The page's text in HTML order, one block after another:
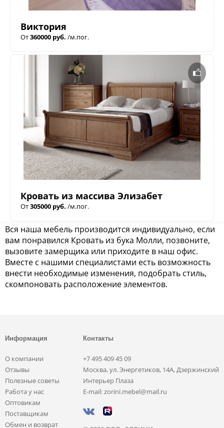
Виктория
От360000 руб. /м.пог.
Кровать из массива Элизабет
От305000 руб. /м.пог.
Вся наша мебель производится индивидуально, если
вам понравился Кровать из бука Молли, позвоните,
вызовите замерщика или приходите в наш офис.
Вместе с нашими специалистами есть возможность
внести необходимые изменения, подобрать стиль,
скомпоновать расположение элементов.
Информация
О компании
Отзывы
Полезные советы
Работа у нас
Оптовикам
Поставщикам
Обмен и возврат
Контакты
+7 495 409 45 09
Москва, ул. Энергетиков, 14А, Дзержинский
Интерьер Плаза
E-mail: zorini.mebel@mail.ru